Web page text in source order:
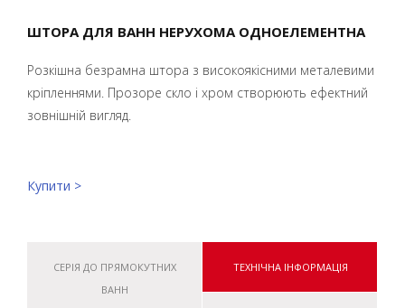
ШТОРА ДЛЯ ВАНН НЕРУХОМА ОДНОЕЛЕМЕНТНА
Розкішна безрамна штора з високоякісними металевими
кріпленнями. Прозоре скло і хром створюють ефектний
зовнішній вигляд.
Купити >
СЕРІЯ ДО ПРЯМОКУТНИХ
ВАНН
ТЕХНІЧНА ІНФОРМАЦІЯ